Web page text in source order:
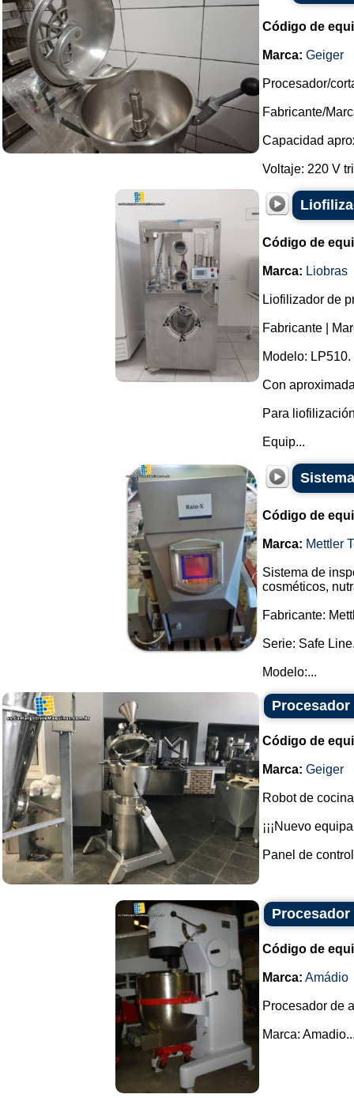
Código de
Marca: Geiger
Procesador/
Fabricante/
Capacidad
Voltaje: 220 V
Código de
Marca: Liobras
Liofilizador de
Fabricante |
Modelo: LP510.
Con
Para
Equip...
Código de
Marca: Mettler
Sistema de
cosméticos,
Fabricante:
Serie: Safe
Modelo:...
Código de
Marca: Geiger
Robot de
¡¡¡Nuevo
Panel de
Código de
Marca: Amádio
Procesador de
Marca: